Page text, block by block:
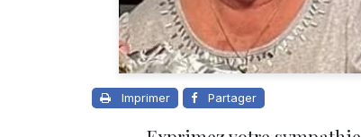
Imprimer Partager